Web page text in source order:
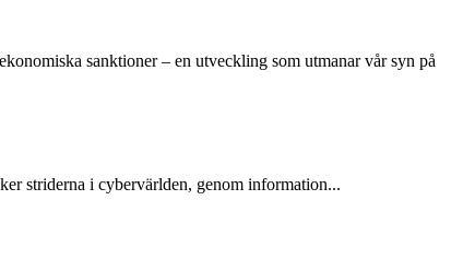
sanktioner – en utveckling som utmanar vår syn på
striderna i cybervärlden, genom information...